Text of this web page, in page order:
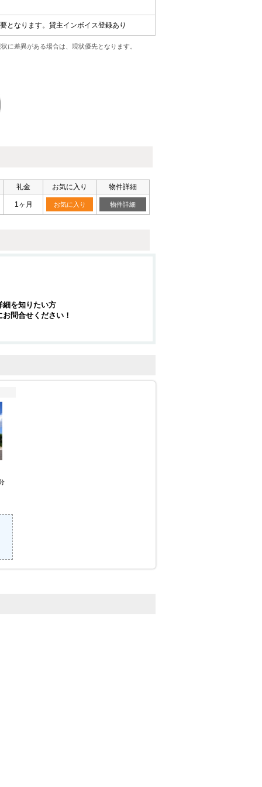
となります。貸主インボイス登録あり
に差異がある場合は、現状優先となります。
礼金 お気に入り 物件詳細
1ヶ月 お気に入り 物件詳細
細を知りたい方
問合せください！